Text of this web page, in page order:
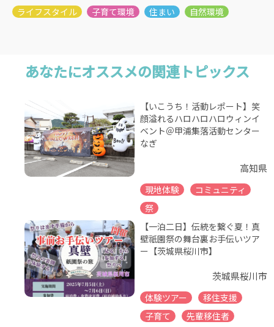
あなたにオススメの関連トピックス
【いこうち！活動レポート】笑
顔溢れるハロハロハロウィンイ
ベント＠甲浦集落活動センター
なぎ
高知県
現地体験
コミュニティ
祭
【一泊二日】伝統を繋ぐ夏！真
壁祇園祭の舞台裏お手伝いツア
ー【茨城県桜川市】
茨城県桜川市
体験ツアー
移住支援
子育て
先輩移住者